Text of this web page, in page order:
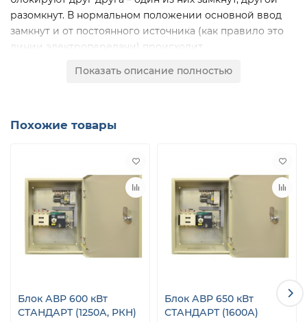
разомкнут. В нормальном положении основной ввод
замкнут и от постоянного источника (как правило это
линии электропередачи) происходит
электропитания (или выхода качества электроэнергии
выхода установки на рабочий режим, АВР производит
резервный источник – генераторную установку. При
появлении электроэнергии надлежащего качества на
основном вводе, АВР (после установленной временной
задержки) производит обратную коммутацию
потребителя электроэнергии на основной источник
энергии. Система автоматики производит выключение
генераторной установки. АВР является отдельным,
генераторная установка изначально не имела АВР,
дооборудование установки можно произвести в любое
Показать описание полностью
Похожие товары
Блок АВР 600 кВт
СТАНДАРТ (1250А, РКН)
Блок АВР 650 кВт
СТАНДАРТ (1600А)